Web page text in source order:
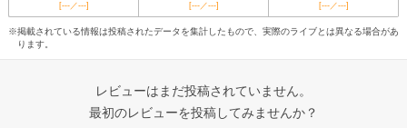
[---／---] [---／---] [---／---]
※掲載されている情報は投稿されたデータを集計したもので、実際のライブとは異なる場合があ
ります。
レビューはまだ投稿されていません。
最初のレビューを投稿してみませんか？